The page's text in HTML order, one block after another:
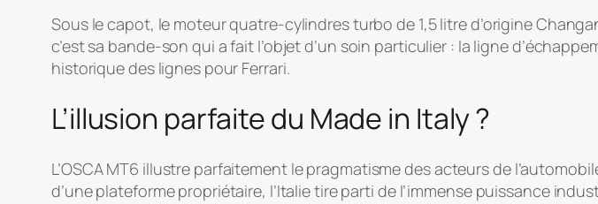
Sous le capot, le moteur quatre-cylindres turbo de 1,5 litre d’origine
c’est sa bande-son qui a fait l’objet d’un soin particulier : la ligne
historique des lignes pour Ferrari.
L’illusion parfaite du Made in Italy ?
L’OSCA MT6 illustre parfaitement le pragmatisme des acteurs de
d’une plateforme propriétaire, l’Italie tire parti de l’immense puissance